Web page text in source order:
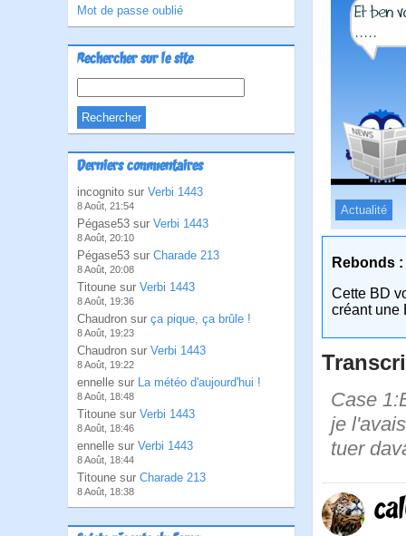
Mot de passe oublié
Rechercher sur le site
Derniers commentaires
incognito sur Verbi 1443
8 Août, 21:54
Pégase53 sur Verbi 1443
8 Août, 20:10
Pégase53 sur Charade 213
8 Août, 20:08
Titoune sur Verbi 1443
8 Août, 19:36
Chaudron sur ça pique, ça brûle !
8 Août, 19:23
Chaudron sur Verbi 1443
8 Août, 19:22
ennelle sur La météo d'aujourd'hui !
8 Août, 18:48
Titoune sur Verbi 1443
8 Août, 18:46
ennelle sur Verbi 1443
8 Août, 18:44
Titoune sur Charade 213
8 Août, 18:38
Actualité
Rebonds :
Cette BD
créant une
Case
je
tuer